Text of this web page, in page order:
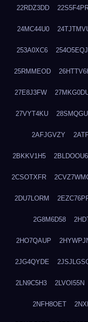
22RDZ3DD
24MC44U0
253A0XC6 254O5EQJ
25RMMEOD
27E8J3FW
27VYT4KU
2AFJGVZY
2BKKV1H5 2BLDOOU6
2CSOTXFR
2DU7LORM
2G8M6D58
2HO7QAUP
2JG4QYDE
2LN9C5H3 2LVOI55N
2NFH8OET